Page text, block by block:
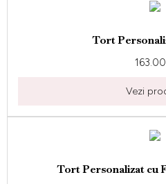
Tort
163.00
Vezi
Tort Personalizat cu